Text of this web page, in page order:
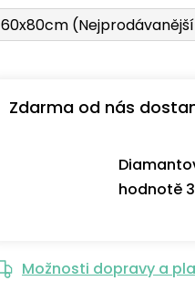
60x80cm
Zdarma od nás
hodnotě
Možnosti dopravy a